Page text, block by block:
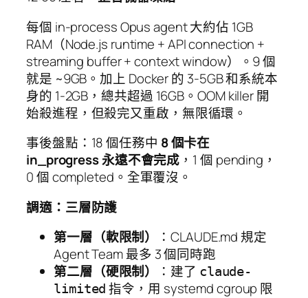
每個 in-process Opus agent 大約佔 1GB
RAM（Node.js runtime + API connection +
streaming buffer + context window）。9 個
就是 ~9GB。加上 Docker 的 3-5GB 和系統本
身的 1-2GB，總共超過 16GB。OOM killer 開
始殺進程，但殺完又重啟，無限循環。
事後盤點：18 個任務中 8 個卡在
in_progress 永遠不會完成 ，1 個 pending，
0 個 completed。全軍覆沒。
調適：三層防護
第一層（軟限制）
：CLAUDE.md 規定
Agent Team 最多 3 個同時跑
第二層（硬限制）
：建了 claude-
limited 指令，用 systemd cgroup 限